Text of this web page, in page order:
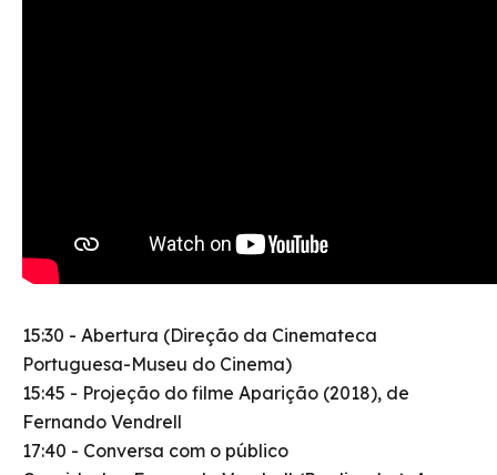
15:30 - Abertura (Direção da Cinemateca
Portuguesa-Museu do Cinema)
15:45 - Projeção do filme Aparição (2018), de
Fernando Vendrell
17:40 - Conversa com o público